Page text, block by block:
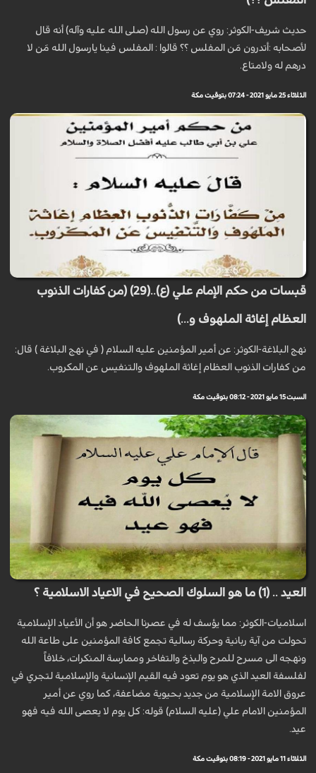
حديث شريف-الكوثر: روي عن رسول الله (صلى الله عليه وآله) أنه قال
لأصحابه :أتدرون مَن المفلس ؟؟ قالوا : المفلس فينا يارسول الله مَن لا
درهم له ولامتاع.
الثلاثاء 25 مايو 2021 - 07:24 بتوقيت مكة
قبسات من حكم الإمام علي (ع)..(29) (من كفارات الذنوب
العظام إغاثة الملهوف و...)
نهج البلاغة-الكوثر: عن أمير المؤمنين عليه السلام ( في نهج البلاغة ) قال:
من كفارات الذنوب العظام إغاثة الملهوف والتنفيس ‏عن المكروب.
السبت 15 مايو 2021 - 08:12 بتوقيت مكة
العيد .. (1) ما هو السلوك الصحيح في الاعياد الاسلامية ؟
اسلاميات-الكوثر: مما يؤسف له في عصرنا الحاضر هو أن الأعياد الإسلامية
تحولت من آية ربانية وحركة رسالية تجمع كافة المؤمنين على طاعة الله
ونهجه الى مسرح للمرح والبذخ والتفاخر وممارسة المنكرات، خلافاً
لفلسفة العيد الذي هو يوم تعود فيه القيم الإنسانية والإسلامية لتجري في
عروق الامة الإسلامية من جديد بحيوية مضاعفة، كما روي عن أمير
المؤمنين الامام علي (عليه السلام) قوله: كل يوم لا يعصى الله فيه فهو
عيد.
الثلاثاء 11 مايو 2021 - 08:19 بتوقيت مكة